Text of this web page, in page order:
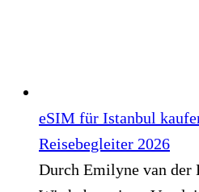
eSIM für Istanbul
Reisebegleiter 2026
Durch Emilyne van der